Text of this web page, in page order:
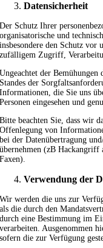
Datensicherheit
Der Schutz Ihrer
organisatorische und
insbesondere den Schutz vor
zufälligem Zugriff,
Ungeachtet der Bemühungen
Standes der
Informationen, die Sie uns
Personen eingesehen und
Bitte beachten Sie, dass wir
Offenlegung von
bei der Datenübertragung
übernehmen (zB
Faxen).
Verwendung der
Wir werden die uns zur
als die durch den
durch eine Bestimmung im
verarbeiten. Ausgenommen
sofern die zur Verfügung